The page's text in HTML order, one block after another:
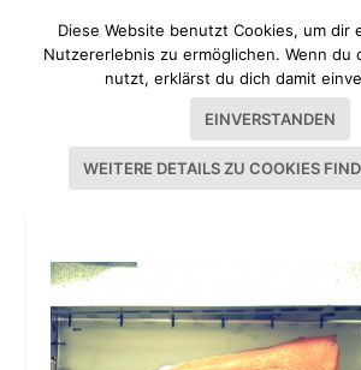
LACHS BEIZEN | DIY
Diese Website benutzt Cookies, um dir
Nutzererlebnis zu ermöglichen. Wenn du
nutzt, erklärst du dich damit
EINVERSTANDEN
WEITERE DETAILS ZU COOKIES